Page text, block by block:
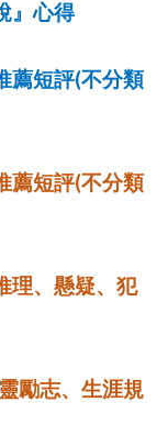
』心得
薦短評(不分類
薦短評(不分類
理、懸疑、犯
勵志、生涯規